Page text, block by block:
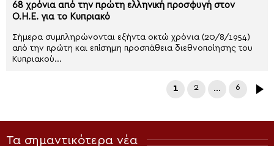
68 χρόνια από την πρώτη ελληνική προσφυγή στον
Ο.Η.Ε. για το Κυπριακό
Σήμερα συμπληρώνονται εξήντα οκτώ χρόνια (20/8/1954)
από την πρώτη και επίσημη προσπάθεια διεθνοποίησης του
Κυπριακού...
1 2 … 6
Τα σημαντικότερα νέα